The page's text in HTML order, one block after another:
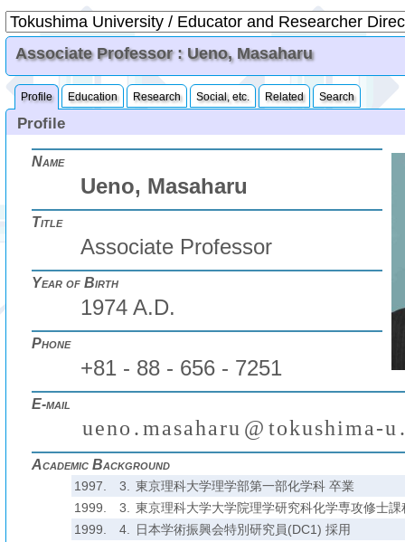
Associate Professor : Ueno, Masaharu
Profile Education Research Social, etc. Related Search
Profile
Name
Ueno, Masaharu
Title
Associate Professor
Year of Birth
1974 A.D.
Phone
+81 - 88 - 656 - 7251
E-mail
ueno . masaharu @ tokushima-u .
Academic Background
1997. 3.
東京理科大学理学部第一部化学科 卒業
1999.
3.
東京理科大学大学院理学研究科化学専攻修士課
1999.
4.
日本学術振興会特別研究員(DC1) 採用